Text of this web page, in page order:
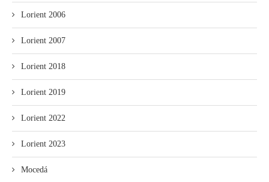
Lorient 2006
Lorient 2007
Lorient 2018
Lorient 2019
Lorient 2022
Lorient 2023
Mocedá